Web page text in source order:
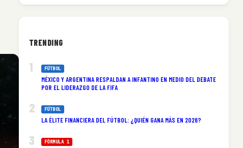
TRENDING
FÚTBOL
MÉXICO Y ARGENTINA RESPALDAN A INFANTINO EN MEDIO DEL DEBATE
POR EL LIDERAZGO DE LA FIFA
FÚTBOL
LA ÉLITE FINANCIERA DEL FÚTBOL: ¿QUIÉN GANA MÁS EN 2026?
FÓRMULA 1